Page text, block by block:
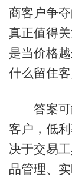
商客户争
真正值得
是当价格
什么留住客
答案可
客户，低
决于交易
品管理、